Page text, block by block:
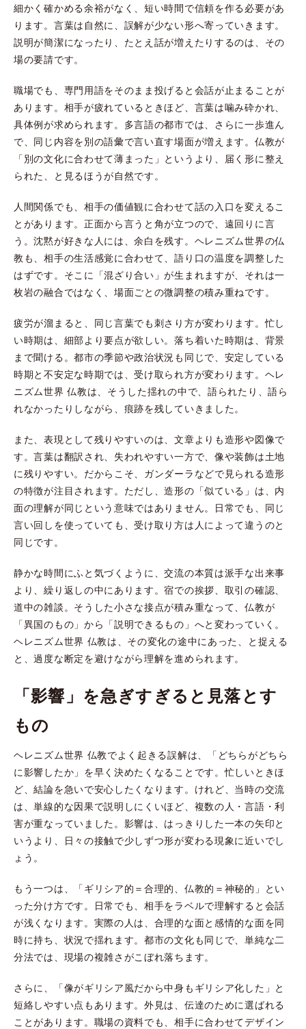
細かく確かめる余裕がなく、短い時間で信頼を作る必要があ
ります。言葉は自然に、誤解が少ない形へ寄っていきます。
説明が簡潔になったり、たとえ話が増えたりするのは、その
場の要請です。
職場でも、専門用語をそのまま投げると会話が止まることが
あります。相手が疲れているときほど、言葉は噛み砕かれ、
具体例が求められます。多言語の都市では、さらに一歩進ん
で、同じ内容を別の語彙で言い直す場面が増えます。仏教が
「別の文化に合わせて薄まった」というより、届く形に整え
られた、と見るほうが自然です。
人間関係でも、相手の価値観に合わせて話の入口を変えるこ
とがあります。正面から言うと角が立つので、遠回りに言
う。沈黙が好きな人には、余白を残す。ヘレニズム世界の仏
教も、相手の生活感覚に合わせて、語り口の温度を調整した
はずです。そこに「混ざり合い」が生まれますが、それは一
枚岩の融合ではなく、場面ごとの微調整の積み重ねです。
疲労が溜まると、同じ言葉でも刺さり方が変わります。忙し
い時期は、細部より要点が欲しい。落ち着いた時期は、背景
まで聞ける。都市の季節や政治状況も同じで、安定している
時期と不安定な時期では、受け取られ方が変わります。ヘレ
ニズム世界 仏教は、そうした揺れの中で、語られたり、語ら
れなかったりしながら、痕跡を残していきました。
また、表現として残りやすいのは、文章よりも造形や図像で
す。言葉は翻訳され、失われやすい一方で、像や装飾は土地
に残りやすい。だからこそ、ガンダーラなどで見られる造形
の特徴が注目されます。ただし、造形の「似ている」は、内
面の理解が同じという意味ではありません。日常でも、同じ
言い回しを使っていても、受け取り方は人によって違うのと
同じです。
静かな時間にふと気づくように、交流の本質は派手な出来事
より、繰り返しの中にあります。宿での挨拶、取引の確認、
道中の雑談。そうした小さな接点が積み重なって、仏教が
「異国のもの」から「説明できるもの」へと変わっていく。
ヘレニズム世界 仏教は、その変化の途中にあった、と捉える
と、過度な断定を避けながら理解を進められます。
「影響」を急ぎすぎると見落とす
もの
ヘレニズム世界 仏教でよく起きる誤解は、「どちらがどちら
に影響したか」を早く決めたくなることです。忙しいときほ
ど、結論を急いで安心したくなります。けれど、当時の交流
は、単線的な因果で説明しにくいほど、複数の人・言語・利
害が重なっていました。影響は、はっきりした一本の矢印と
いうより、日々の接触で少しずつ形が変わる現象に近いでし
ょう。
もう一つは、「ギリシア的＝合理的、仏教的＝神秘的」とい
った分け方です。日常でも、相手をラベルで理解すると会話
が浅くなります。実際の人は、合理的な面と感情的な面を同
時に持ち、状況で揺れます。都市の文化も同じで、単純な二
分法では、現場の複雑さがこぼれ落ちます。
さらに、「像がギリシア風だから中身もギリシア化した」と
短絡しやすい点もあります。外見は、伝達のために選ばれる
ことがあります。職場の資料でも、相手に合わせてデザイン